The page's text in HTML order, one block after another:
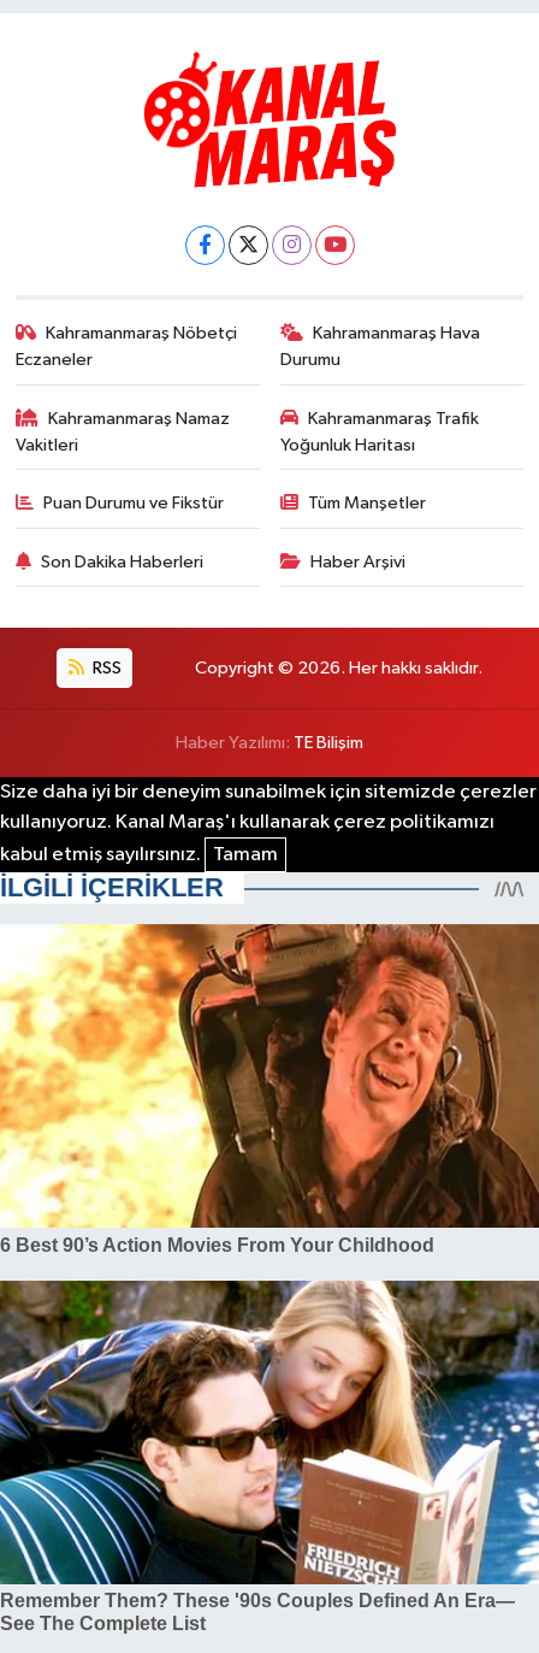
Kahramanmaraş Nöbetçi
Eczaneler
Kahramanmaraş Hava
Durumu
Kahramanmaraş Namaz
Vakitleri
Kahramanmaraş Trafik
Yoğunluk Haritası
Puan Durumu ve Fikstür Tüm Manşetler
Son Dakika Haberleri Haber Arşivi
RSS Copyright © 2026. Her hakkı saklıdır.
Haber Yazılımı: TE Bilişim
Size daha iyi bir deneyim sunabilmek için sitemizde çerezler
kullanıyoruz. Kanal Maraş'ı kullanarak çerez politikamızı
kabul etmiş sayılırsınız.
Tamam